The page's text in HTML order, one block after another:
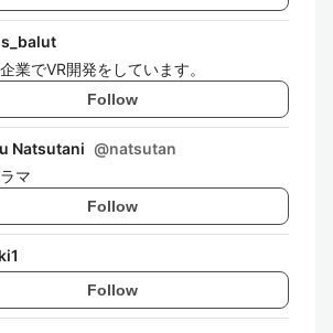
業でVR開発をしています。
Follow
Natsutani @natsutan
マ
Follow
Follow